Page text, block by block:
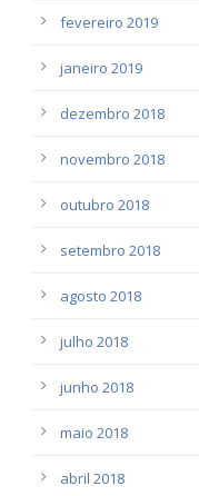
fevereiro 2019
janeiro 2019
dezembro 2018
novembro 2018
outubro 2018
setembro 2018
agosto 2018
julho 2018
junho 2018
maio 2018
abril 2018